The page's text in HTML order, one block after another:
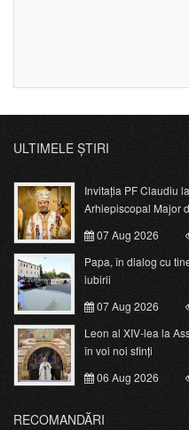
ULTIMELE ȘTIRI
Invitația PF Claudiu
Arhiepiscopal Major
07 Aug 2026
Papa, în dialog cu
iubirii
07 Aug 2026
Leon al XIV-lea la
în voi noi sfinți
06 Aug 2026
RECOMANDĂRI